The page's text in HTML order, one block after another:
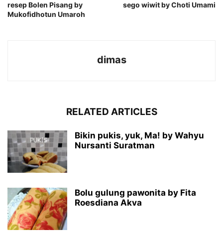
resep Bolen Pisang by
Mukofidhotun Umaroh
sego wiwit by Choti Umami
dimas
RELATED ARTICLES
Bikin pukis, yuk, Ma! by Wahyu
Nursanti Suratman
Bolu gulung pawonita by Fita
Roesdiana Akva